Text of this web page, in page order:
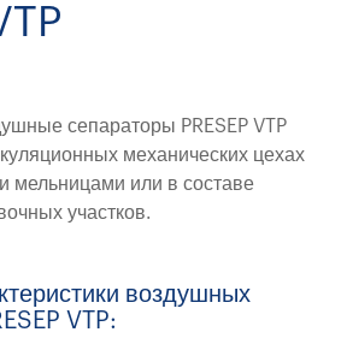
сепараторы PRESEP VTP
механических цехах
мельницами или в составе
участков.
воздушных
VTP: